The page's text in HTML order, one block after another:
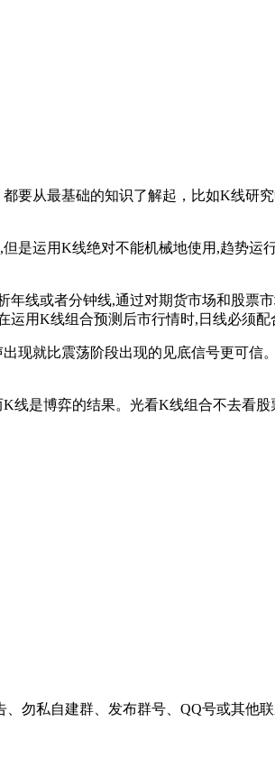
要从最基础的知识了解起，比如K线研
运用K线绝对不能机械地使用,趋势运
或者分钟线,通过对期货市场和股票
用K线组合预测后市行情时,日线必须配
就比震荡阶段出现的见底信号更可信
是博弈的结果。光看K线组合不去看股
勿私自建群、发布群号、QQ号或其他联